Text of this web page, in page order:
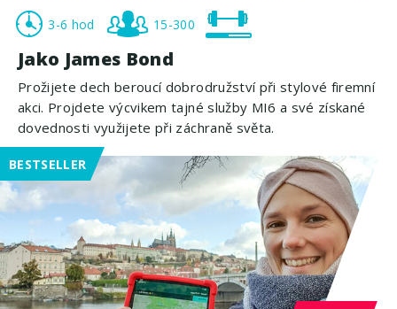
3-6 hod 15-300
Jako James Bond
Prožijete dech beroucí dobrodružství při stylové firemní
akci. Projdete výcvikem tajné služby MI6 a své získané
dovednosti využijete při záchraně světa.
BESTSELLER